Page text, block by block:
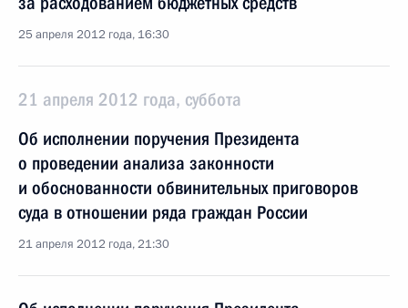
25 апреля 2012 года, 16:30
21 апреля 2012 года, суббота
Об исполнении поручения Президента
о проведении анализа законности
и обоснованности обвинительных приговоров
суда в отношении ряда граждан России
21 апреля 2012 года, 21:30